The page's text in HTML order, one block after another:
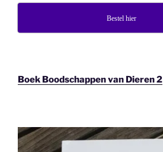
Bestel hier
Boek Boodschappen van Dieren 2